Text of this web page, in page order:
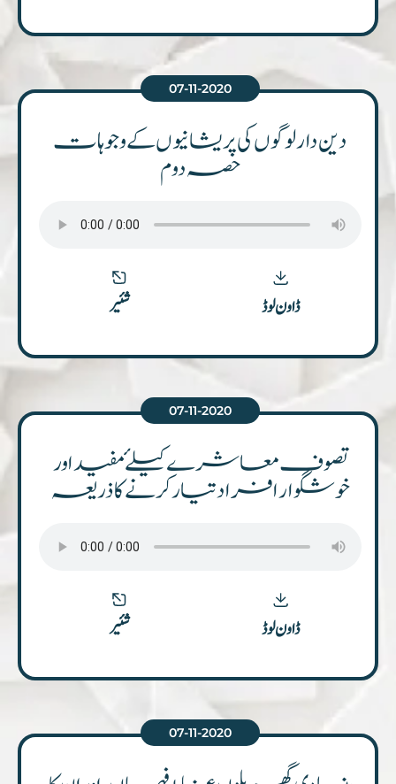
07-11-2020
دین دار لوگوں کی پریشانیوں کے وجوہات
حصہ دوم
ڈاون لوڈ شئیر
07-11-2020
تصوف معاشرے کیلۓ مفید اور
خوشگوار افراد تیار کرنے کا ذریعہ
ڈاون لوڈ شئیر
07-11-2020